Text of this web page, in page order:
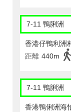
7-11 鴨脷洲
香港仔鴨利洲
距離 440m
7-11 鴨脷洲
香港鴨俐洲海